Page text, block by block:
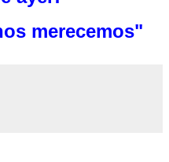
merecemos"